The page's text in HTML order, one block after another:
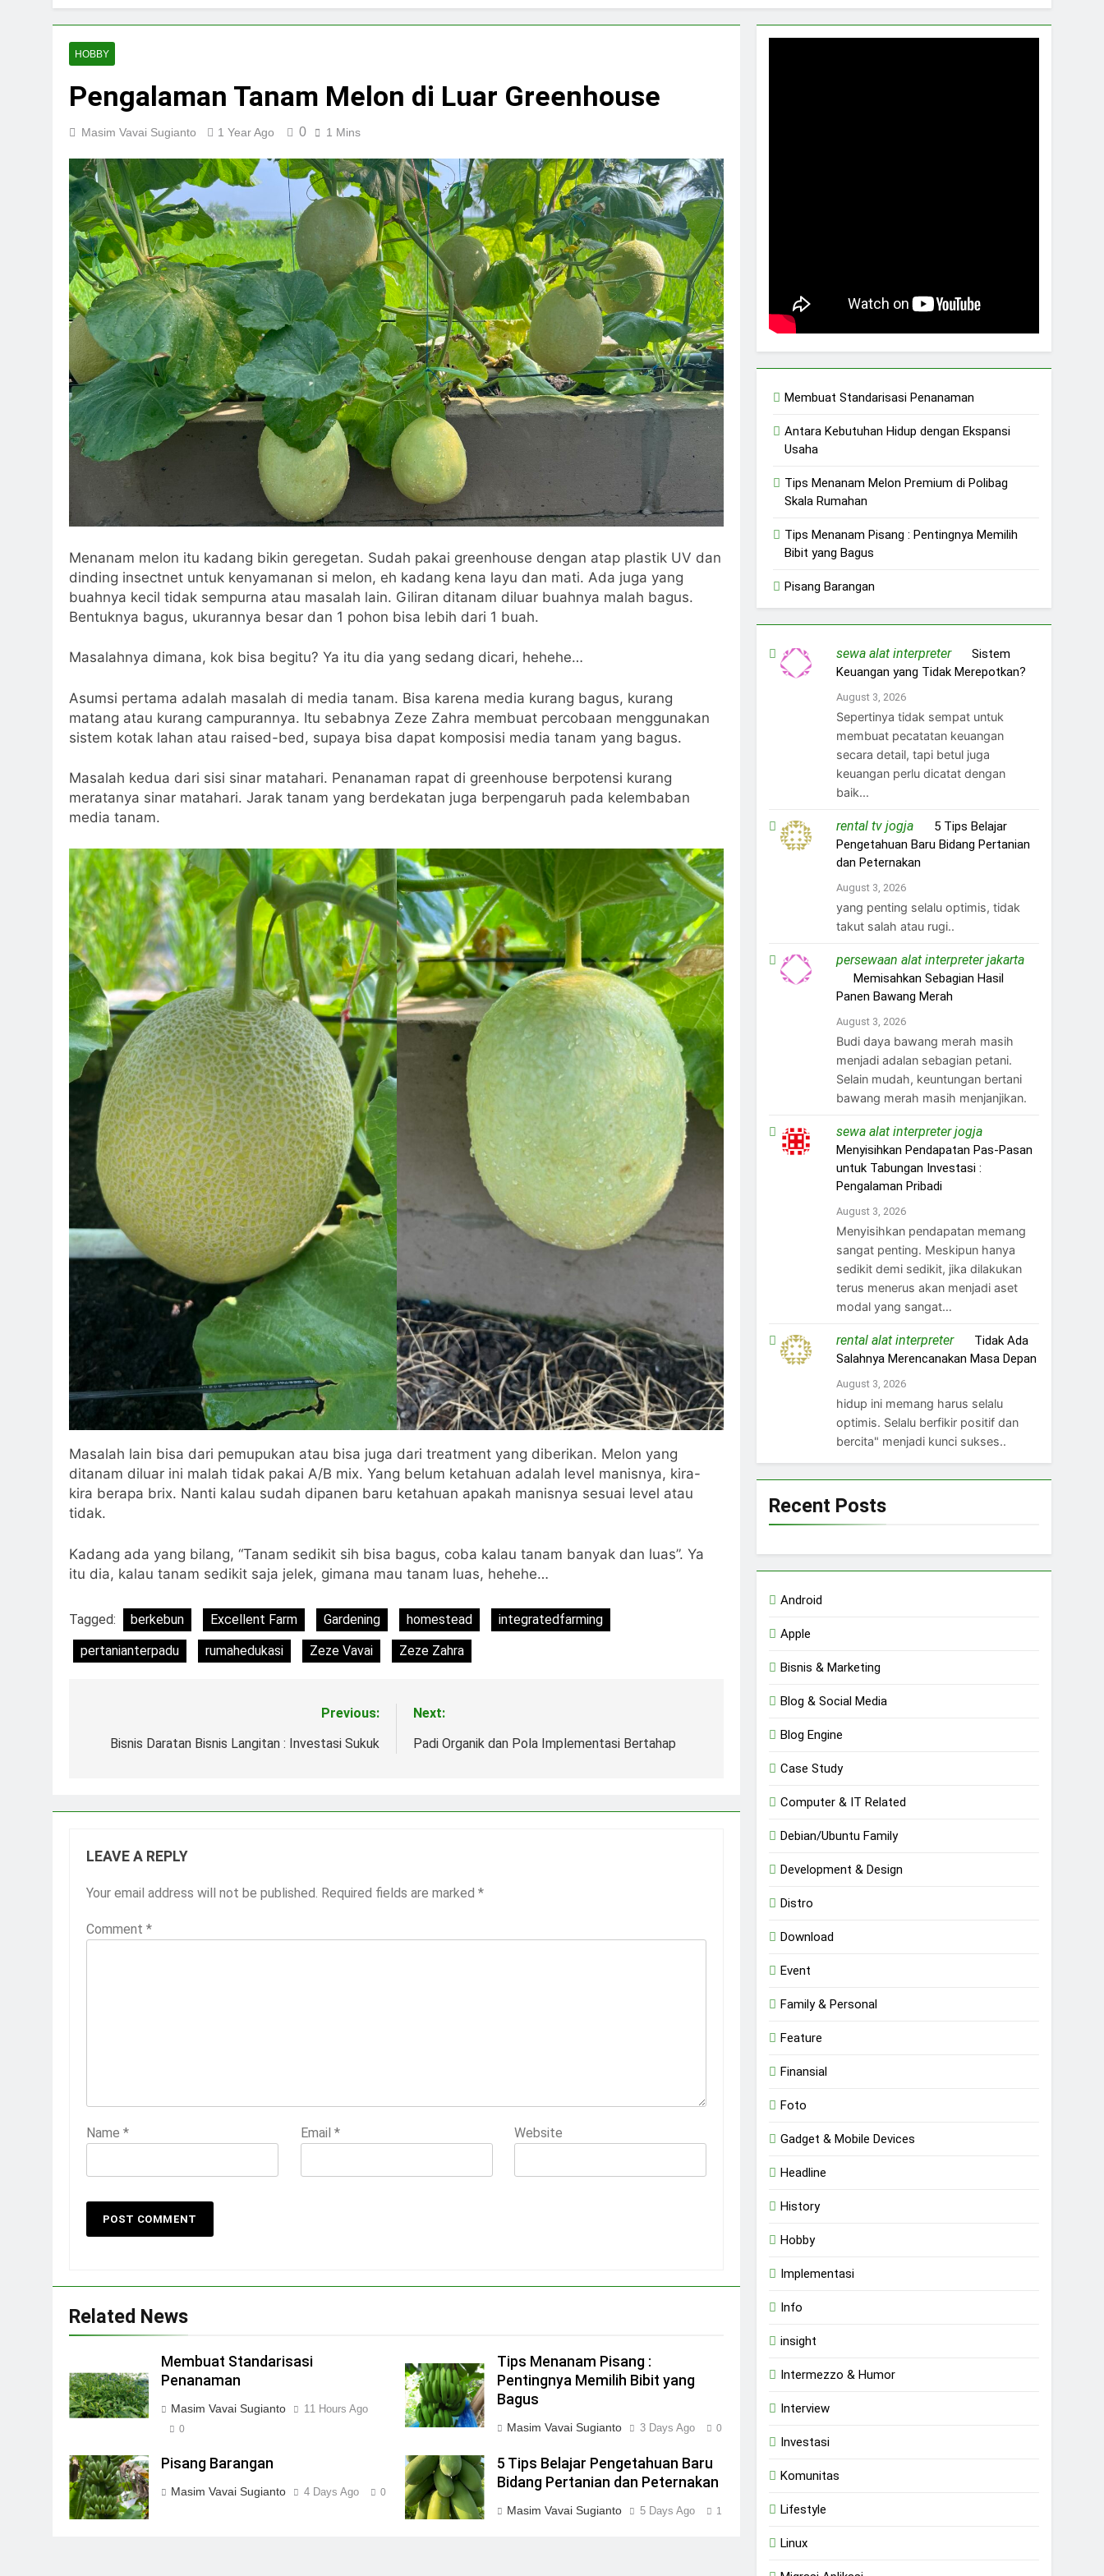
HOBBY
Pengalaman Tanam Melon di Luar Greenhouse
Masim Vavai Sugianto 1 Year Ago 0 1 Mins
Menanam melon itu kadang bikin geregetan. Sudah pakai greenhouse dengan atap plastik UV dan
dinding insectnet untuk kenyamanan si melon, eh kadang kena layu dan mati. Ada juga yang
buahnya kecil tidak sempurna atau masalah lain. Giliran ditanam diluar buahnya malah bagus.
Bentuknya bagus, ukurannya besar dan 1 pohon bisa lebih dari 1 buah.
Masalahnya dimana, kok bisa begitu? Ya itu dia yang sedang dicari, hehehe…
Asumsi pertama adalah masalah di media tanam. Bisa karena media kurang bagus, kurang
matang atau kurang campurannya. Itu sebabnya Zeze Zahra membuat percobaan menggunakan
sistem kotak lahan atau raised-bed, supaya bisa dapat komposisi media tanam yang bagus.
Masalah kedua dari sisi sinar matahari. Penanaman rapat di greenhouse berpotensi kurang
meratanya sinar matahari. Jarak tanam yang berdekatan juga berpengaruh pada kelembaban
media tanam.
Masalah lain bisa dari pemupukan atau bisa juga dari treatment yang diberikan. Melon yang
ditanam diluar ini malah tidak pakai A/B mix. Yang belum ketahuan adalah level manisnya, kira-
kira berapa brix. Nanti kalau sudah dipanen baru ketahuan apakah manisnya sesuai level atau
tidak.
Kadang ada yang bilang, “Tanam sedikit sih bisa bagus, coba kalau tanam banyak dan luas”. Ya
itu dia, kalau tanam sedikit saja jelek, gimana mau tanam luas, hehehe…
Tagged: berkebun Excellent Farm Gardening homestead
integratedfarming
pertanianterpadu
rumahedukasi Zeze Vavai Zeze Zahra
navigation
Previous:
Bisnis Daratan Bisnis Langitan : Investasi Sukuk
Next:
Padi Organik dan Pola Implementasi Bertahap
LEAVE A REPLY
Your email address will not be published. Required fields are marked *
Comment *
Name * Email * Website
Related News
Membuat Standarisasi
Penanaman
Masim Vavai Sugianto 11 Hours Ago
0
Tips Menanam Pisang :
Pentingnya Memilih Bibit yang
Bagus
Masim Vavai Sugianto 3 Days Ago 0
Pisang Barangan
Masim Vavai Sugianto 4 Days Ago 0
5 Tips Belajar Pengetahuan Baru
Bidang Pertanian dan Peternakan
Masim Vavai Sugianto 5 Days Ago 1
Membuat Standarisasi Penanaman
Antara Kebutuhan Hidup dengan Ekspansi
Usaha
Tips Menanam Melon Premium di Polibag
Skala Rumahan
Tips Menanam Pisang : Pentingnya Memilih
Bibit yang Bagus
Pisang Barangan
sewa alat interpreteron Sistem
Keuangan yang Tidak Merepotkan?
August 3, 2026
Sepertinya tidak sempat untuk
membuat pecatatan keuangan
secara detail, tapi betul juga
keuangan perlu dicatat dengan
baik...
rental tv jogjaon 5 Tips Belajar
Pengetahuan Baru Bidang Pertanian
dan Peternakan
August 3, 2026
yang penting selalu optimis, tidak
takut salah atau rugi..
persewaan alat interpreter jakarta
Memisahkan Sebagian Hasil
Panen Bawang Merah
August 3, 2026
Budi daya bawang merah masih
menjadi adalan sebagian petani.
Selain mudah, keuntungan bertani
bawang merah masih menjanjikan.
sewa alat interpreter jogjaon
Menyisihkan Pendapatan Pas-Pasan
untuk Tabungan Investasi :
Pengalaman Pribadi
August 3, 2026
Menyisihkan pendapatan memang
sangat penting. Meskipun hanya
sedikit demi sedikit, jika dilakukan
terus menerus akan menjadi aset
modal yang sangat…
rental alat interpreteron Tidak Ada
Salahnya Merencanakan Masa Depan
August 3, 2026
hidup ini memang harus selalu
optimis. Selalu berfikir positif dan
bercita" menjadi kunci sukses..
Recent Posts
Android
Apple
Bisnis & Marketing
Blog & Social Media
Blog Engine
Case Study
Computer & IT Related
Debian/Ubuntu Family
Development & Design
Distro
Download
Event
Family & Personal
Feature
Finansial
Foto
Gadget & Mobile Devices
Headline
History
Hobby
Implementasi
Info
insight
Intermezzo & Humor
Interview
Investasi
Komunitas
Lifestyle
Linux